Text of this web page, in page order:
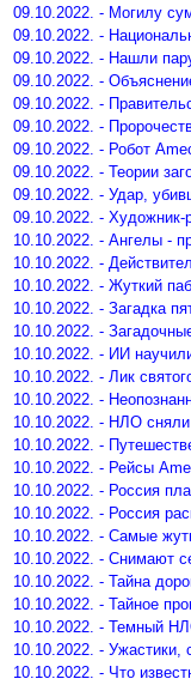
09.10.2022. - Могилу
09.10.2022. -
09.10.2022. - Нашли
09.10.2022. -
09.10.2022. -
09.10.2022. -
09.10.2022. - Робот
09.10.2022. - Теории
09.10.2022. - Удар,
09.10.2022. - Художник-
10.10.2022. - Ангелы -
10.10.2022. -
10.10.2022. - Жуткий
10.10.2022. - Загадка
10.10.2022. -
10.10.2022. - ИИ
10.10.2022. - Лик
10.10.2022. -
10.10.2022. - НЛО
10.10.2022. -
10.10.2022. - Рейсы
10.10.2022. - Россия
10.10.2022. - Россия
10.10.2022. - Самые
10.10.2022. - Снимают
10.10.2022. - Тайна
10.10.2022. - Тайное
10.10.2022. - Темный
10.10.2022. -
10.10.2022. - Что